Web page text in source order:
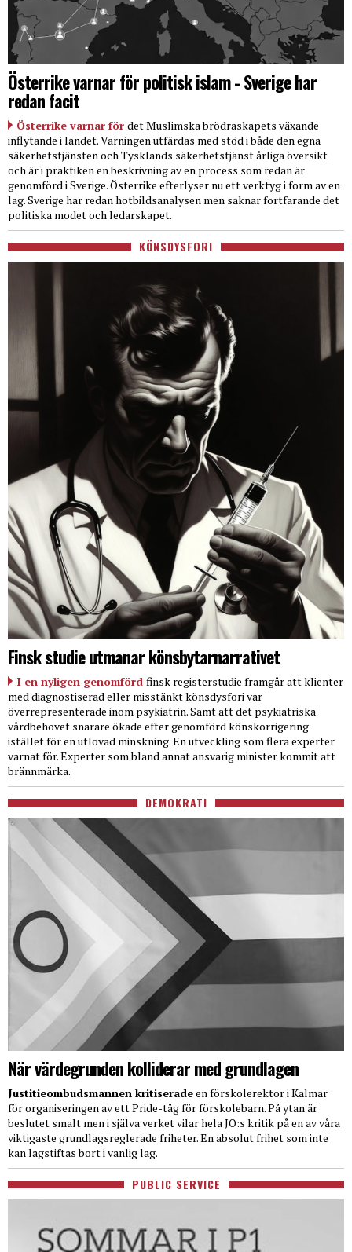
Österrike varnar för politisk islam - Sverige har
redan facit
Österrike varnar för det Muslimska brödraskapets växande
inflytande i landet. Varningen utfärdas med stöd i både den egna
säkerhetstjänsten och Tysklands säkerhetstjänst årliga översikt
och är i praktiken en beskrivning av en process som redan är
genomförd i Sverige. Österrike efterlyser nu ett verktyg i form av en
lag. Sverige har redan hotbildsanalysen men saknar fortfarande det
politiska modet och ledarskapet.
KÖNSDYSFORI
Finsk studie utmanar könsbytarnarrativet
I en nyligen genomförd finsk registerstudie framgår att klienter
med diagnostiserad eller misstänkt könsdysfori var
överrepresenterade inom psykiatrin. Samt att det psykiatriska
vårdbehovet snarare ökade efter genomförd könskorrigering
istället för en utlovad minskning. En utveckling som flera experter
varnat för. Experter som bland annat ansvarig minister kommit att
brännmärka.
DEMOKRATI
När värdegrunden kolliderar med grundlagen
Justitieombudsmannen kritiseradeen förskolerektor i Kalmar
för organiseringen av ett Pride-tåg för förskolebarn. På ytan är
beslutet smalt men i själva verket vilar hela JO:s kritik på en av våra
viktigaste grundlagsreglerade friheter. En absolut frihet som inte
kan lagstiftas bort i vanlig lag.
PUBLIC SERVICE